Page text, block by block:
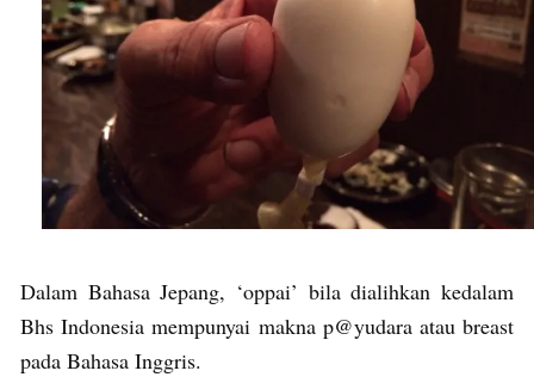
Dalam Bahasa Jepang, ‘oppai’ bila dialihkan kedalam
Bhs Indonesia mempunyai makna p@yudara atau breast
pada Bahasa Inggris.